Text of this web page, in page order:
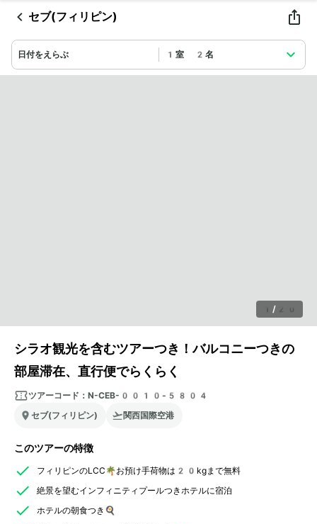
セブ(フィリピン)
日付をえらぶ 1室 2名
1 / 20
シラオ観光を含むツアーつき！バルコニーつきの
部屋滞在、直行便でらくらく
ツアーコード： N-CEB-0010-5804
セブ(フィリピン)
関西国際空港
このツアーの特徴
フィリピンのLCC🌴お預け手荷物は20kgまで無料
絶景を望むインフィニティプールつきホテルに宿泊
ホテルの朝食つき🍳